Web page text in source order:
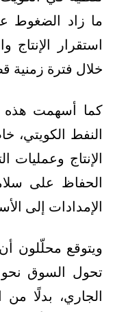
ما زاد الضغوط
استقرار
خلال فترة زمنية
كما أسهمت هذه
النفط
الإنتاج
الحفاظ على
الإمدادات إلى
ويتوقع محلّلون
تحول السوق نحو
الجاري، بدلًا